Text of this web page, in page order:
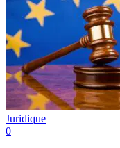
Juridique
0